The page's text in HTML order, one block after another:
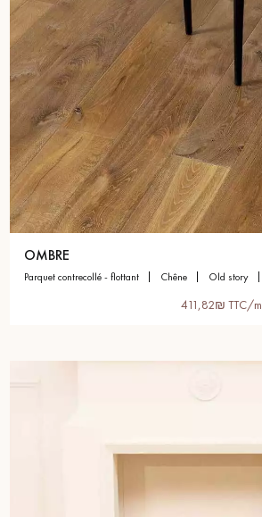
OMBRE
parquet contrecollé - flottant chêne old story
411,82₪ TTC/